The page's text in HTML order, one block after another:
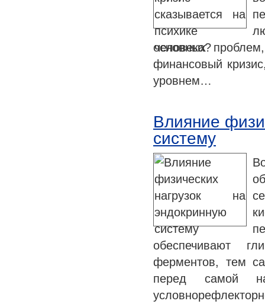
основных
финансовый
уровнем…
Влияние
систему
обеспечивают
ферментов, тем
перед самой